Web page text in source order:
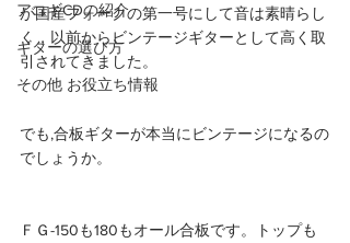
アコギCDの紹介
ギターの選び方
その他 お役立ち情報
が国産フォークの第一号にして音は素晴らし
く，以前からビンテージギターとして高く取
引されてきました。
でも,合板ギターが本当にビンテージになるの
でしょうか。
ＦＧ-150も180もオール合板です。トップも